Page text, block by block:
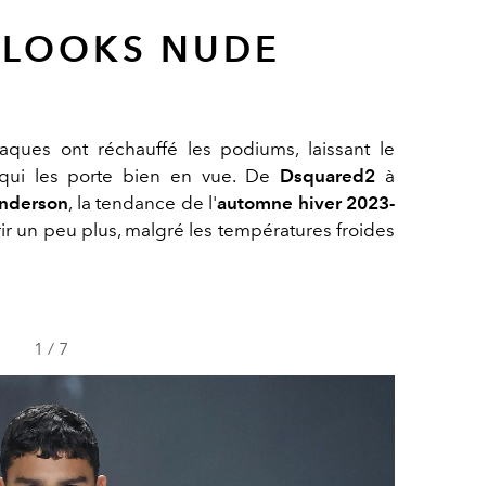
NUDE
ont réchauffé les podiums, laissant le
les porte bien en vue. De Dsquared2 à
, la tendance de l'automne hiver 2023-
un peu plus, malgré les températures froides
1 / 7